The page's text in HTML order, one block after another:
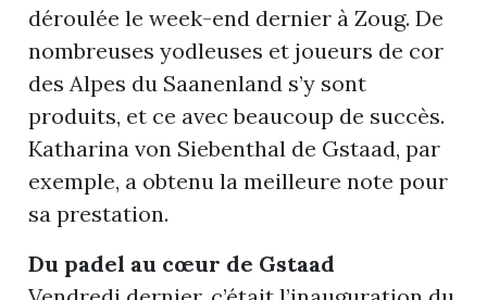
déroulée le week-end dernier à Zoug. De
nombreuses yodleuses et joueurs de cor
des Alpes du Saanenland s’y sont
produits, et ce avec beaucoup de succès.
Katharina von Siebenthal de Gstaad, par
exemple, a obtenu la meilleure note pour
sa prestation.
Du padel au cœur de Gstaad